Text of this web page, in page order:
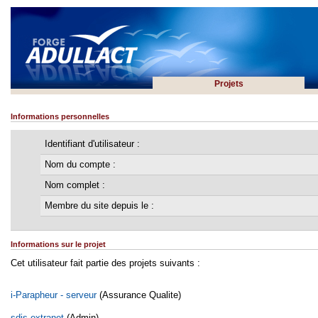
Projets
Informations personnelles
Identifiant d'utilisateur :
Nom du compte :
Nom complet :
Membre du site depuis le :
Informations sur le projet
Cet utilisateur fait partie des projets suivants :
i-Parapheur - serveur(Assurance Qualite)